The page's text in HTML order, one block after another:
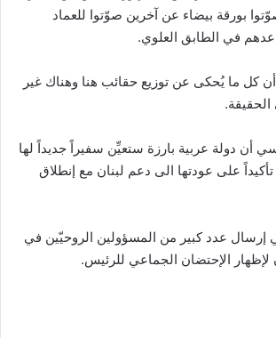
بورقة بيضاء عن آخرين صوّتوا للعماد
في الطابق العلوي.
كل ما يُحكى عن توزيع حقائب هنا وهناك غير
الحقيقة.
دولة عربية بارزة ستعيِّن سفيراً جديداً لها
على عودتها الى دعم لبنان مع إنطلاق
عدد كبير من المسؤولين الروحيّين في
لإظهار الإحتضان الجماعي للرئيس.